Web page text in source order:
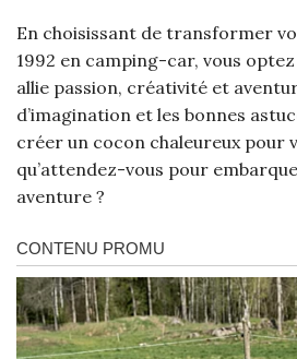
En choisissant de transformer
1992 en camping-car, vous
allie passion, créativité et
d’imagination et les bonnes
créer un cocon chaleureux pour
qu’attendez-vous pour
aventure ?